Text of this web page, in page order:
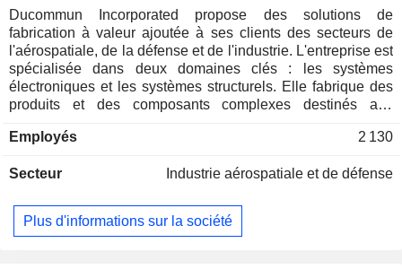
Ducommun Incorporated propose des solutions de
fabrication à valeur ajoutée à ses clients des secteurs de
l'aérospatiale, de la défense et de l'industrie. L'entreprise est
spécialisée dans deux domaines clés : les systèmes
électroniques et les systèmes structurels. Elle fabrique des
produits et des composants complexes destinés aux
militaires et spatiaux critiques, ainsi qu'à des applications
électroniques conçoit, développe et fabrique des produits
sur les marchés mondiaux axés sur la technologie,
notamment dans les secteurs de l'aérospatiale, de la
Employés 2 130
Secteur Industrie aérospatiale et de défense
Plus d'informations sur la société